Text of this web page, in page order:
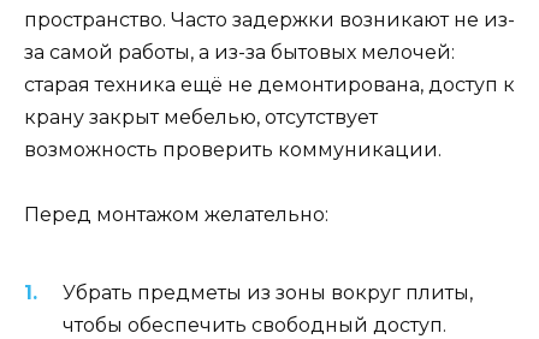
пространство. Часто задержки возникают не из-
за самой работы, а из-за бытовых мелочей:
старая техника ещё не демонтирована, доступ к
крану закрыт мебелью, отсутствует
возможность проверить коммуникации.
Перед монтажом желательно:
Убрать предметы из зоны вокруг плиты,
чтобы обеспечить свободный доступ.